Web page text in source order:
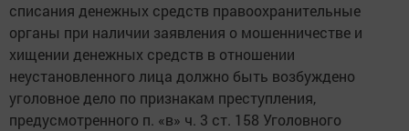
списания денежных средств правоохранительные
органы при наличии заявления о мошенничестве и
хищении денежных средств в отношении
неустановленного лица должно быть возбуждено
уголовное дело по признакам преступления,
предусмотренного п. «в» ч. 3 ст. 158 Уголовного